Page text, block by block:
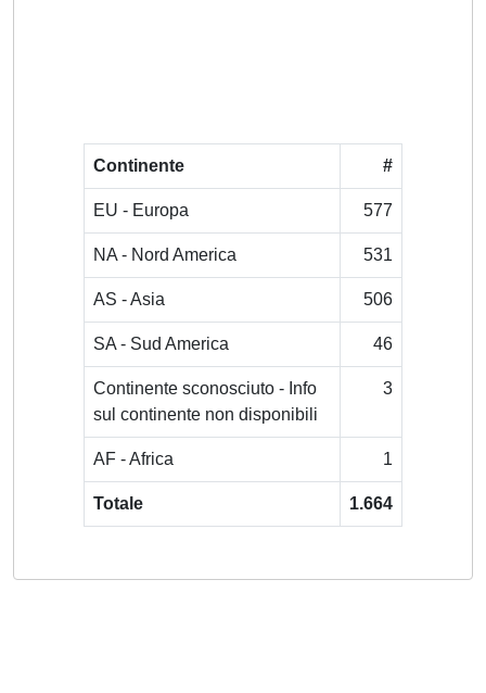
Continente #
EU - Europa 577
NA - Nord America 531
AS - Asia 506
SA - Sud America 46
Continente sconosciuto - Info
sul continente non disponibili
3
AF - Africa 1
Totale 1.664